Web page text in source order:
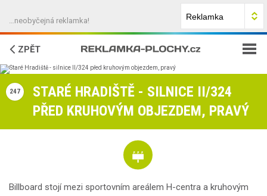
…neobyčejná reklamka!
ZPĚT
247
STARÉ HRADIŠTĚ - SILNICE II/324
PŘED KRUHOVÝM OBJEZDEM, PRAVÝ
Billboard stojí mezi sportovním areálem H-centra a kruhovým